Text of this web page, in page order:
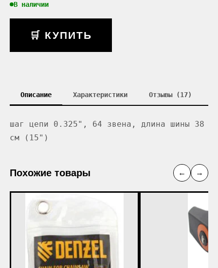
В наличии
🛒 КУПИТЬ
Описание Характеристики Отзывы (17)
шаг цепи 0.325", 64 звена, длина шины 38
см (15")
Похожие товары ← →